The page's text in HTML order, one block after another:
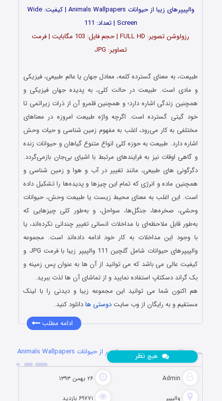
والپیپرهای زیبا از حیوانات Animals Wallpapers | کیفیت: Wide
Screen | تعداد: 111
رزولوشن تصویر: FULL HD | حجم فایل: 103 مگابایت | فرمت
تصاویر: JPG
طبیعت، به معنای گسترده کلمه، معادل جهان یا عالم طبیعی، فیزیکی
و مادی است. طبیعت در حالت کلی، به پدیده جهان فیزیکی و
همچنین زندگی اشاره دارد؛ و همچنین قلمرو آن از ذرات زیراتمی تا
خود گیتی گسترده‌ است. اگرچه واژه طبیعت امروزه در معناهای
مختلفی به کار می‌رود، اغلب به مفهوم زمین‌ شناسی و حیات وحش
اشاره دارد. طبیعت به حوزه کلی انواع متنوع گیاهان و حیوانات زنده
و گاهی اوقات نیز به فرایندهای مرتبط با اشیای بی‌جان بازمی‌گردد.
دگرگونی‌ های طبیعی، مانند تغییر در آب‌ و هوا و زمین‌ شناسی و
همچنین ماده و انرژی که تمام این چیزها و پدیده‌ها را تشکیل داده‌
است. این اغلب به معنای محیط زیست یا طبیعت وحش، حیوانات
وحشی، صخره‌ها، جنگل‌ها، سواحل، و به‌طور کلی چیزهایی که
به‌طور قابل ملاحظه‌ای با مداخلات انسانی تغییر چندانی نکرده‌اند، یا
با وجود این مداخلات به کار خود ادامه داده‌اند است. مجموعه
والپیپرهای حیوانات شامل گلچین 111 والپیپر زیبا با فرمت JPG و
کیفیت عالی می باشد که می توانید از آن ها به عنوان پس زمینه و
بک گراند دسکتاپ استفاده نمایید و از تماشای آن ها لذت ببرید.
هم اکنون شما می توانید این مجموعه زیبا و دیدنی را با لینک
مستقیم و به رایگان از وب سایتدوستی هادانلود کنید.
ادامه مطلب
دانلود سری بیست و نهم والپیپر از حیوانات Animals Wallpapers
Admin ۲۶ بهمن ۱۳۹۳
والپیپر ۶۹۷۷۱ بازدید
هیچ نظر